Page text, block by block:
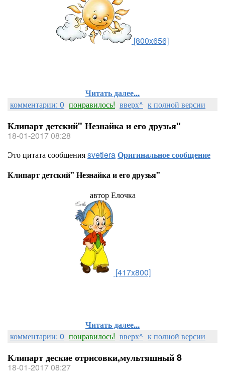
[800x656]
Читать далее...
комментарии: 0 понравилось! вверх^ к полной версии
Клипарт детский" Незнайка и его друзья"
18-01-2017 08:28
Это цитата сообщенияsvetleraОригинальное сообщение
Клипарт детский" Незнайка и его друзья"
автор Елочка
[417x800]
Читать далее...
комментарии: 0 понравилось! вверх^ к полной версии
Клипарт деские отрисовки,мультяшный 8
18-01-2017 08:27